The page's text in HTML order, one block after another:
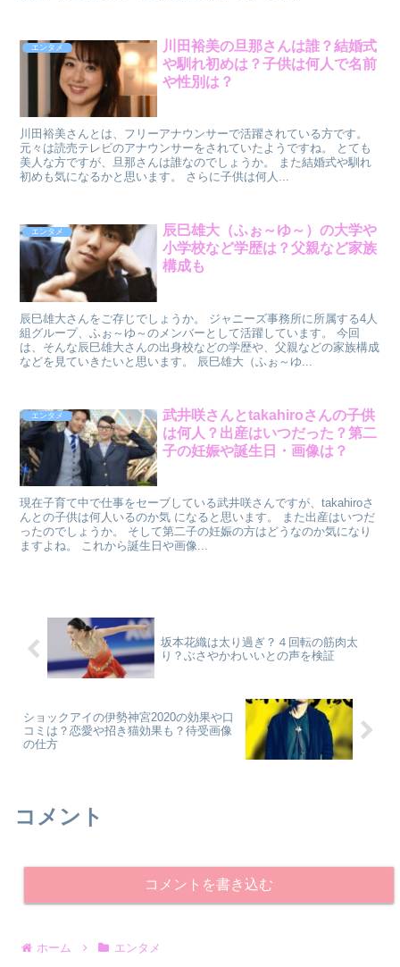
エンタメ
川田裕美の旦那さんは誰？結婚式
や馴れ初めは？子供は何人で名前
や性別は？
川田裕美さんとは、フリーアナウンサーで活躍されている方です。
元々は読売テレビのアナウンサーをされていたようですね。 とても
美人な方ですが、旦那さんは誰なのでしょうか。 また結婚式や馴れ
初めも気になるかと思います。 さらに子供は何人...
エンタメ
辰巳雄大（ふぉ～ゆ～）の大学や
小学校など学歴は？父親など家族
構成も
辰巳雄大さんをご存じでしょうか。 ジャニーズ事務所に所属する4人
組グループ、ふぉ～ゆ～のメンバーとして活躍しています。 今回
は、そんな辰巳雄大さんの出身校などの学歴や、父親などの家族構成
などを見ていきたいと思います。 辰巳雄大（ふぉ～ゆ...
エンタメ
武井咲さんとtakahiroさんの子供
は何人？出産はいつだった？第二
子の妊娠や誕生日・画像は？
現在子育て中で仕事をセーブしている武井咲さんですが、takahiroさ
んとの子供は何人いるのか気 になると思います。 また出産はいつだ
ったのでしょうか。 そして第二子の妊娠の方はどうなのか気になり
ますよね。 これから誕生日や画像...
坂本花織は太り過ぎ？４回転の筋肉太
り？ぶさやかわいいとの声を検証
ショックアイの伊勢神宮2020の効果や口
コミは？恋愛や招き猫効果も？待受画像
の仕方
コメント
コメントを書き込む
ホーム エンタメ